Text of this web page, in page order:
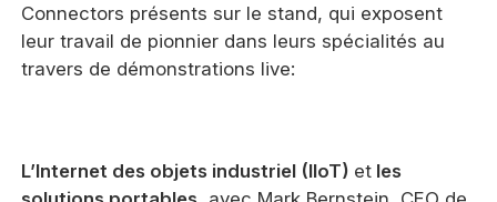
Connectors présents sur le stand, qui exposent
leur travail de pionnier dans leurs spécialités au
travers de démonstrations live:
L’Internet des objets industriel (IIoT) et les